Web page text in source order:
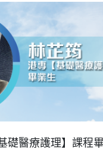
礎醫療護理】課程